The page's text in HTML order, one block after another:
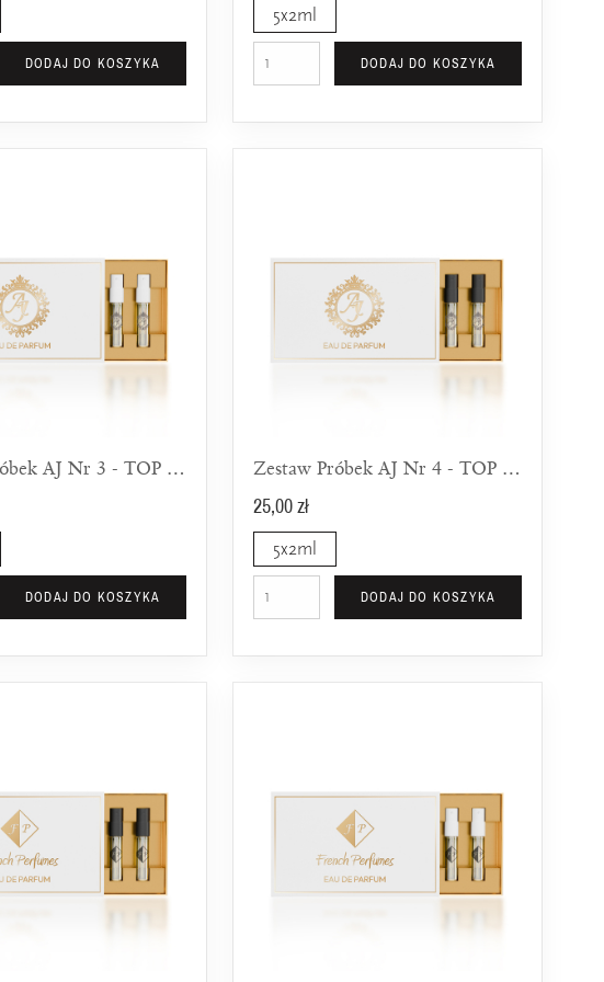
DODAJ DO KOSZYKA
5x2ml
DODAJ DO KOSZYKA
Zestaw Próbek AJ Nr 3 - TOP 5 Na Wieczór Dla Kobiet
DODAJ DO KOSZYKA
Zestaw Próbek AJ Nr 4 - TOP 5 Na Wieczór Dla Mężczyzn
25,00 zł
5x2ml
DODAJ DO KOSZYKA